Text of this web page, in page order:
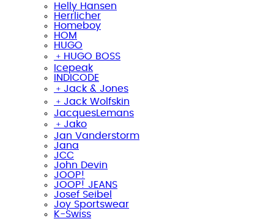
Helly Hansen
Herrlicher
Homeboy
HOM
HUGO
﹢ HUGO BOSS
Icepeak
INDICODE
﹢ Jack & Jones
﹢ Jack Wolfskin
JacquesLemans
﹢ Jako
Jan Vanderstorm
Jana
JCC
John Devin
JOOP!
JOOP! JEANS
Josef Seibel
Joy Sportswear
K-Swiss